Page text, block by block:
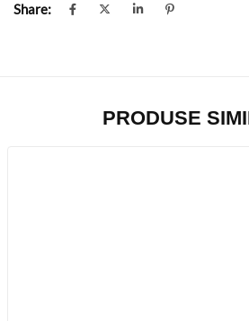
Share:
PRODUSE